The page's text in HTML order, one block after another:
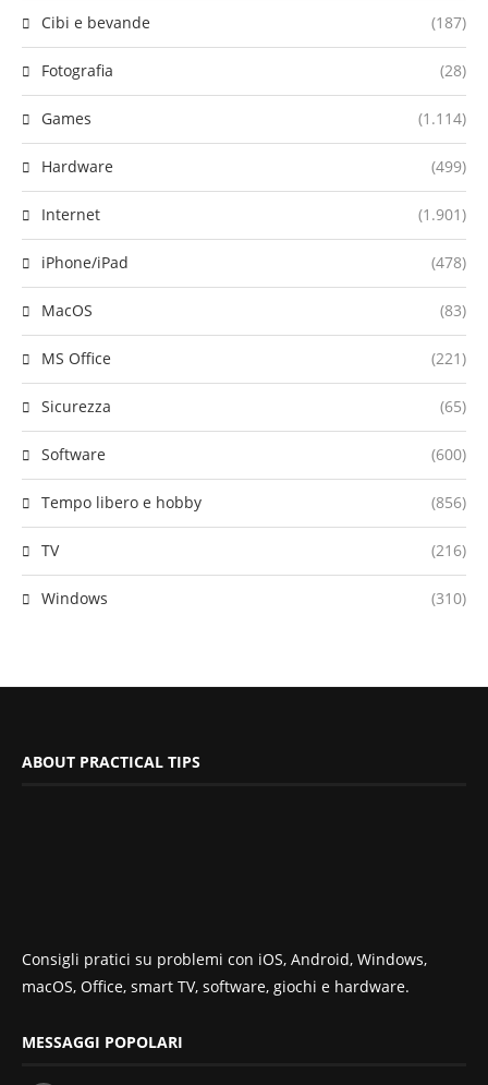
Cibi e bevande (187)
Fotografia (28)
Games (1.114)
Hardware (499)
Internet (1.901)
iPhone/iPad (478)
MacOS (83)
MS Office (221)
Sicurezza (65)
Software (600)
Tempo libero e hobby (856)
TV (216)
Windows (310)
ABOUT PRACTICAL TIPS
Consigli pratici su problemi con iOS, Android, Windows,
macOS, Office, smart TV, software, giochi e hardware.
MESSAGGI POPOLARI